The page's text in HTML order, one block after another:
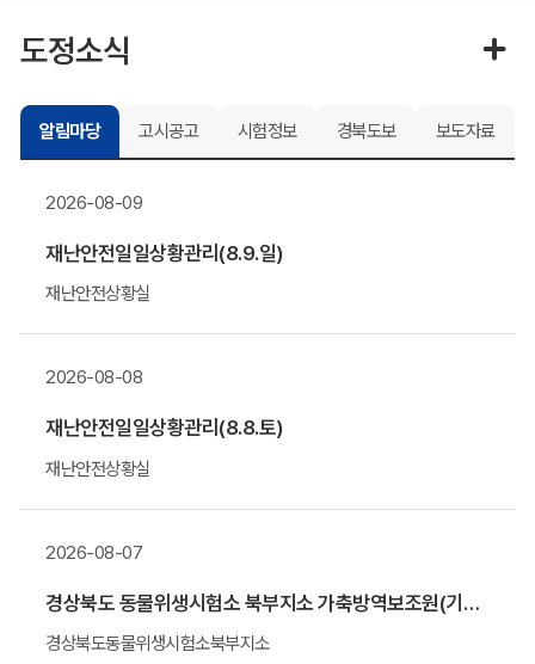
도정소식
알림마당 고시공고 시험정보 경북도보 보도자료
2026-08-09
재난안전일일상황관리(8.9.일)
재난안전상황실
2026-08-08
재난안전일일상황관리(8.8.토)
재난안전상황실
2026-08-07
경상북도 동물위생시험소 북부지소 가축방역보조원(기간제 근로자) 채용 알림
경상북도동물위생시험소북부지소